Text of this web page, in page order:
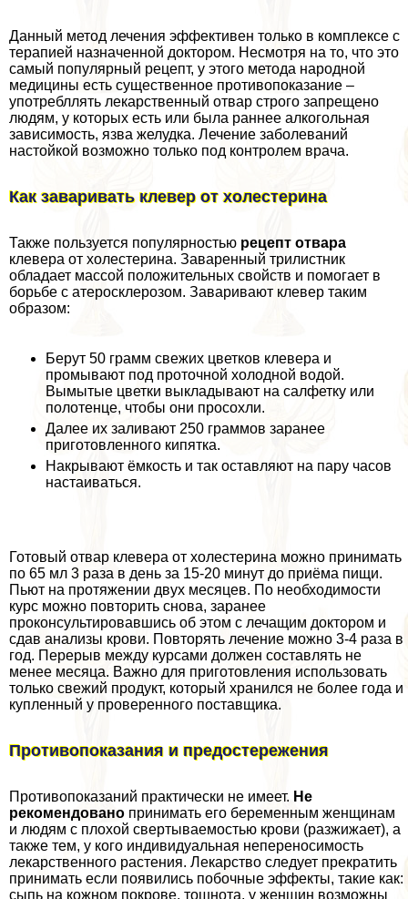
Данный метод лечения эффективен только в комплексе с
терапией назначенной доктором. Несмотря на то, что это
самый популярный рецепт, у этого метода народной
медицины есть существенное противопоказание –
употрeбллять лекарственный отвар строго запрещено
людям, у которых есть или была раннее алкогольная
зависимость, язва желудка. Лечение заболеваний
настойкой возможно только под контролем врача.
Как заваривать клевер от холестерина
Также пользуется популярностью рецепт отвара
клевера от холестерина. Заваренный трилистник
обладает массой положительных свойств и помогает в
борьбе с атеросклерозом. Заваривают клевер таким
образом:
Берут 50 грамм свежих цветков клевера и
промывают под проточной холодной водой.
Вымытые цветки выкладывают на салфетку или
полотенце, чтобы они просохли.
Далее их заливают 250 граммов заранее
приготовленного кипятка.
Накрывают ёмкость и так оставляют на пару часов
настаиваться.
Готовый отвар клевера от холестерина можно принимать
по 65 мл 3 раза в день за 15-20 минут до приёма пищи.
Пьют на протяжении двух месяцев. По необходимости
курс можно повторить снова, заранее
проконсультировавшись об этом с лечащим доктором и
сдав анализы крови. Повторять лечение можно 3-4 раза в
год. Перерыв между курсами должен составлять не
менее месяца. Важно для приготовления использовать
только свежий продукт, который хранился не более года и
купленный у проверенного поставщика.
Противопоказания и предостережения
Противопоказаний пpaктически не имеет. Не
рекомендовано принимать его беременным женщинам
и людям с плохой свертываемостью крови (разжижает), а
также тем, у кого индивидуальная непереносимость
лекарственного растения. Лекарство следует прекратить
принимать если появились побочные эффекты, такие как:
сыпь на кожном покрове, тошнота, у женщин возможны